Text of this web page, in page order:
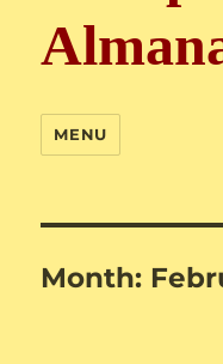
MENU
Month: